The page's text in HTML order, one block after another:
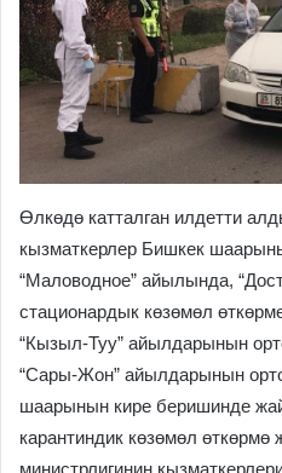
Өлкөдө катталган илдетти
кызматкерлер Бишкек
“Маловодное” айылында,
стационардык көзөмөл
“Кызыл-Туу” айылдарынын
“Сары-Жон” айылдарынын
шаарынын кире беришинде
карантиндик көзөмөл
министрлигинин